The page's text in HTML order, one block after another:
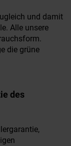
und damit
Alle unsere
die grüne
des